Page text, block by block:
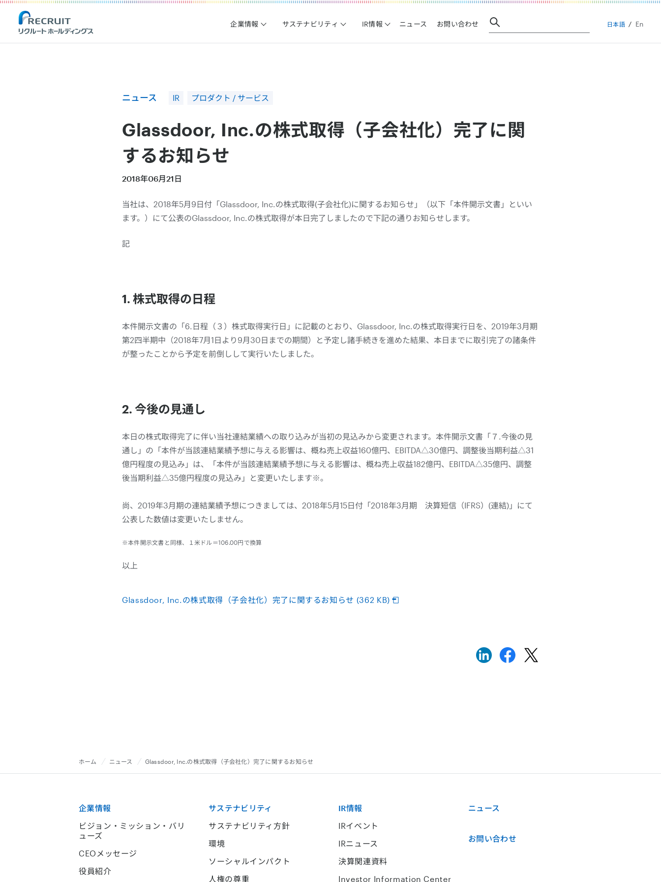
Recruit Holdings
企業情報 サステナビリティ IR情報 ニュース お問い合わせ 日本語 En
ニュース IR プロダクト / サービス
Glassdoor, Inc.の株式取得（子会社化）完了に関
するお知らせ
2018年06月21日
当社は、2018年5月9日付「Glassdoor, Inc.の株式取得(子会社化)に関するお知らせ」（以下「本件開示文書」といい
ます。）にて公表のGlassdoor, Inc.の株式取得が本日完了しましたので下記の通りお知らせします。
記
1. 株式取得の日程
本件開示文書の「6.日程（３）株式取得実行日」に記載のとおり、Glassdoor, Inc.の株式取得実行日を、2019年3月期
第2四半期中（2018年7月1日より9月30日までの期間）と予定し諸手続きを進めた結果、本日までに取引完了の諸条件
が整ったことから予定を前倒しして実行いたしました。
2. 今後の見通し
本日の株式取得完了に伴い当社連結業績への取り込みが当初の見込みから変更されます。本件開示文書「７.今後の見
通し」の「本件が当該連結業績予想に与える影響は、概ね売上収益160億円、EBITDA△30億円、調整後当期利益△31
億円程度の見込み」は、「本件が当該連結業績予想に与える影響は、概ね売上収益182億円、EBITDA△35億円、調整
後当期利益△35億円程度の見込み」と変更いたします※。
尚、2019年3月期の連結業績予想につきましては、2018年5月15日付「2018年3月期 決算短信（IFRS）(連結)」にて
公表した数値は変更いたしません。
※本件開示文書と同様、１米ドル＝106.00円で換算
以上
Glassdoor, Inc.の株式取得（子会社化）完了に関するお知らせ (362 KB)
ホーム ニュース Glassdoor, Inc.の株式取得（子会社化）完了に関するお知らせ
企業情報
ビジョン・ミッション・バリ
ューズ
CEOメッセージ
役員紹介
サステナビリティ
サステナビリティ方針
環境
ソーシャルインパクト
人権の尊重
IR情報
IRイベント
IRニュース
決算関連資料
Investor Information Center
ニュース
お問い合わせ